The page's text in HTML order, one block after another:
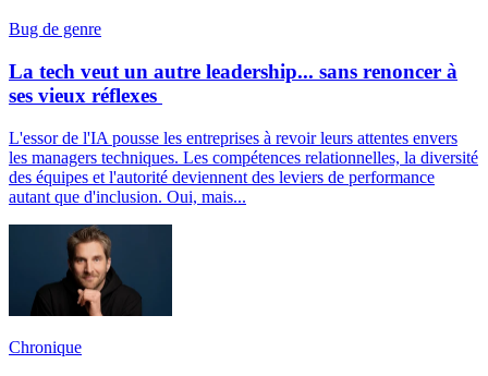
Bug de genre
La tech veut un autre leadership... sans renoncer à
ses vieux réflexes
L'essor de l'IA pousse les entreprises à revoir leurs attentes envers
les managers techniques. Les compétences relationnelles, la diversité
des équipes et l'autorité deviennent des leviers de performance
autant que d'inclusion. Oui, mais...
Chronique